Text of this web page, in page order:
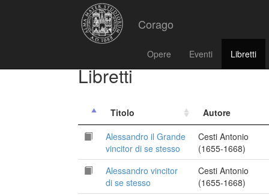
Corago
Opere Eventi Libretti
Libretti
Titolo
Autore
Alessandro il Grande
vincitor di se stesso
Cesti Antonio
(1655-1668)
Alessandro vincitor
di se stesso
Cesti Antonio
(1655-1668)